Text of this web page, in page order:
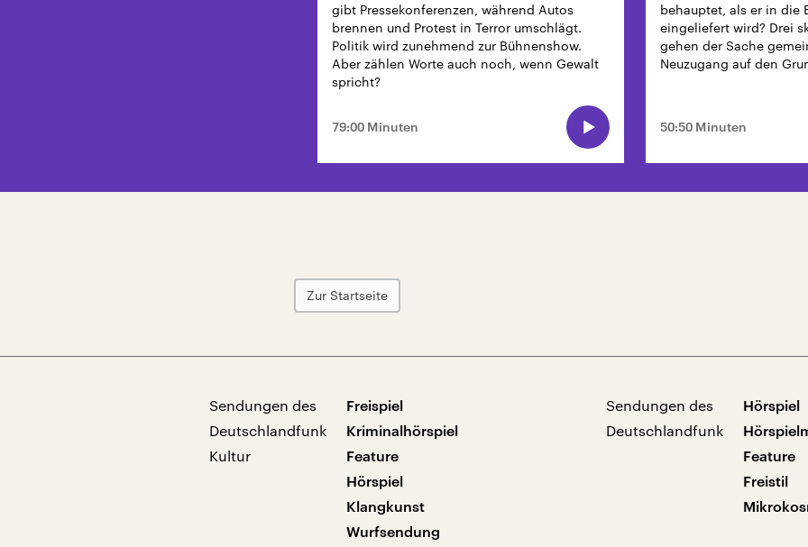
gibt Pressekonferenzen, während Autos
brennen und Protest in Terror umschlägt.
Politik wird zunehmend zur Bühnenshow.
Aber zählen Worte auch noch, wenn Gewalt
spricht?
79:00 Minuten
behauptet, als er in die
eingeliefert wird? Drei
gehen der Sache
Neuzugang auf den
50:50 Minuten
Zur Startseite
Sendungen des
Deutschlandfunk
Kultur
Freispiel
Kriminalhörspiel
Feature
Hörspiel
Klangkunst
Wurfsendung
Sendungen des
Deutschlandfunk
Hörspiel
Feature
Freistil